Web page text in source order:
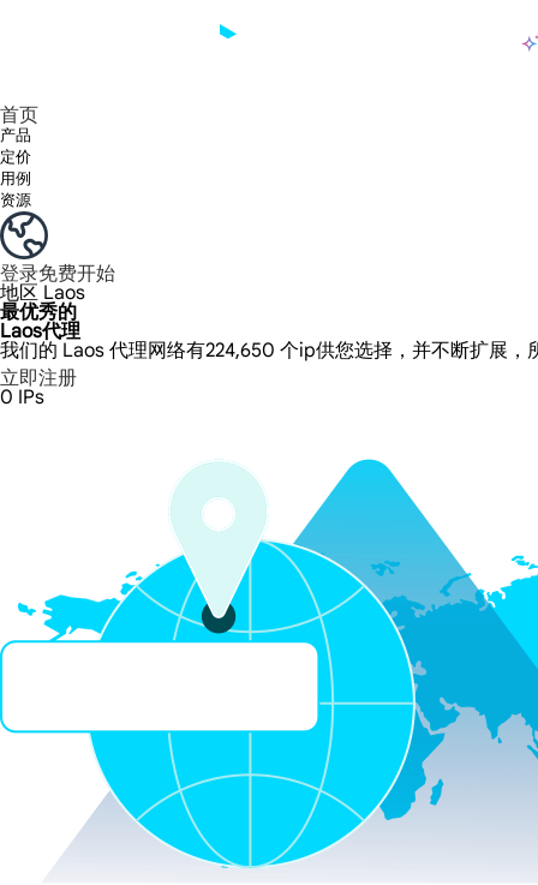
首页
产品
定价
用例
资源
登录免费开始
地区 Laos
最优秀的
Laos代理
我们的 Laos 代理网络有224,650 个ip供您选择，并不断扩展，
立即注册
0 IPs